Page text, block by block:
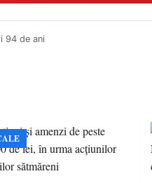
94 de ani